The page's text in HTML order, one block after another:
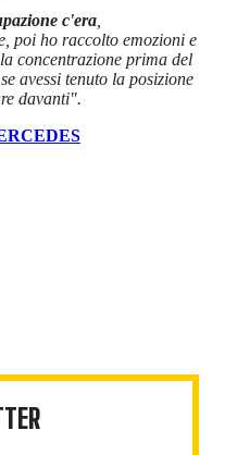
c'era
poi ho raccolto emozioni e
concentrazione prima del
avessi tenuto la posizione
davanti".